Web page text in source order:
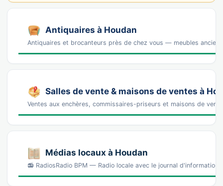
Antiquaires à Houdan
Antiquaires et brocanteurs près de chez vous — meubles
Salles de vente & maisons de ventes à
Ventes aux enchères, commissaires-priseurs et maisons de
Médias locaux à Houdan
📻 RadiosRadio BPM — Radio locale avec le journal d'information